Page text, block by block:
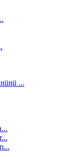
...